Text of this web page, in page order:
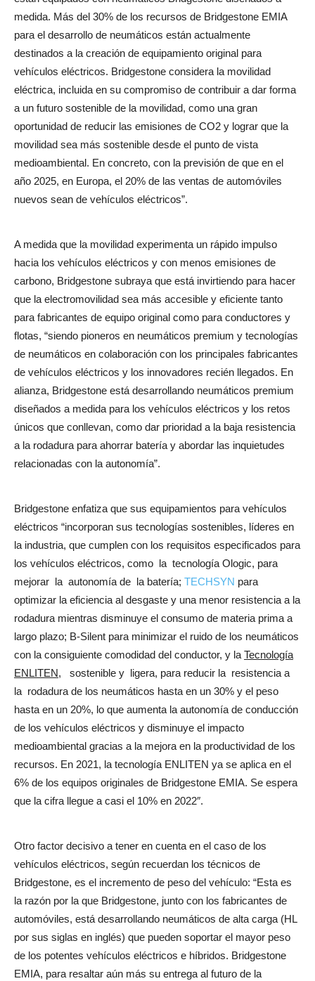
medida. Más del 30% de los recursos de Bridgestone EMIA
para el desarrollo de neumáticos están actualmente
destinados a la creación de equipamiento original para
vehículos eléctricos. Bridgestone considera la movilidad
eléctrica, incluida en su compromiso de contribuir a dar forma
a un futuro sostenible de la movilidad, como una gran
oportunidad de reducir las emisiones de CO2 y lograr que la
movilidad sea más sostenible desde el punto de vista
medioambiental. En concreto, con la previsión de que en el
año 2025, en Europa, el 20% de las ventas de automóviles
nuevos sean de vehículos eléctricos”.
A medida que la movilidad experimenta un rápido impulso
hacia los vehículos eléctricos y con menos emisiones de
carbono, Bridgestone subraya que está invirtiendo para hacer
que la electromovilidad sea más accesible y eficiente tanto
para fabricantes de equipo original como para conductores y
flotas, “siendo pioneros en neumáticos premium y tecnologías
de neumáticos en colaboración con los principales fabricantes
de vehículos eléctricos y los innovadores recién llegados. En
alianza, Bridgestone está desarrollando neumáticos premium
diseñados a medida para los vehículos eléctricos y los retos
únicos que conllevan, como dar prioridad a la baja resistencia
a la rodadura para ahorrar batería y abordar las inquietudes
relacionadas con la autonomía”.
Bridgestone enfatiza que sus equipamientos para vehículos
eléctricos “incorporan sus tecnologías sostenibles, líderes en
la industria, que cumplen con los requisitos especificados para
los vehículos eléctricos, como la tecnología Ologic, para
mejorar la autonomía de la batería; TECHSYN para
optimizar la eficiencia al desgaste y una menor resistencia a la
rodadura mientras disminuye el consumo de materia prima a
largo plazo; B-Silent para minimizar el ruido de los neumáticos
con la consiguiente comodidad del conductor, y la Tecnología
ENLITEN, sostenible y ligera, para reducir la resistencia a
la rodadura de los neumáticos hasta en un 30% y el peso
hasta en un 20%, lo que aumenta la autonomía de conducción
de los vehículos eléctricos y disminuye el impacto
medioambiental gracias a la mejora en la productividad de los
recursos. En 2021, la tecnología ENLITEN ya se aplica en el
6% de los equipos originales de Bridgestone EMIA. Se espera
que la cifra llegue a casi el 10% en 2022″.
Otro factor decisivo a tener en cuenta en el caso de los
vehículos eléctricos, según recuerdan los técnicos de
Bridgestone, es el incremento de peso del vehículo: “Esta es
la razón por la que Bridgestone, junto con los fabricantes de
automóviles, está desarrollando neumáticos de alta carga (HL
por sus siglas en inglés) que pueden soportar el mayor peso
de los potentes vehículos eléctricos e híbridos. Bridgestone
EMIA, para resaltar aún más su entrega al futuro de la